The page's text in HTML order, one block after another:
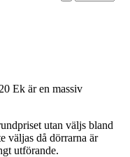
Ek är en massiv
utan väljs bland
väljas då dörrarna är
utförande.